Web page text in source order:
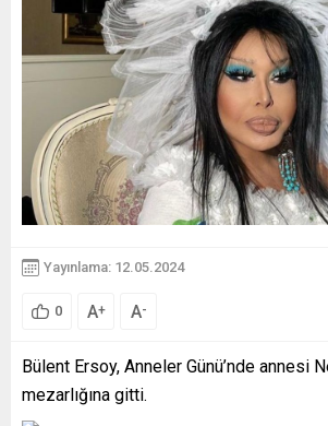
Yayınlama: 12.05.2024
0 A+ A-
Bülent Ersoy, Anneler Günü’nde annesi
mezarlığına gitti.